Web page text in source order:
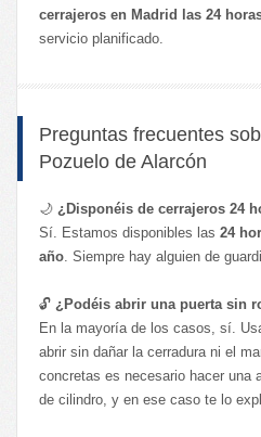
cerrajeros en Madrid las 24
servicio planificado.
Preguntas frecuentes
Pozuelo de Alarcón
🌙 ¿Disponéis de cerrajeros 24
Sí. Estamos disponibles las 24
año . Siempre hay alguien de
🔓 ¿Podéis abrir una puerta sin
En la mayoría de los casos, sí.
abrir sin dañar la cerradura ni el
concretas es necesario hacer una
de cilindro, y en ese caso te lo